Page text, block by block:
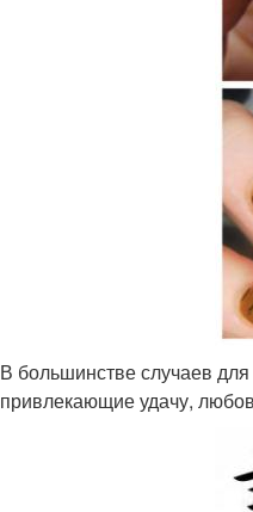
В большинстве случаев
привлекающие удачу,